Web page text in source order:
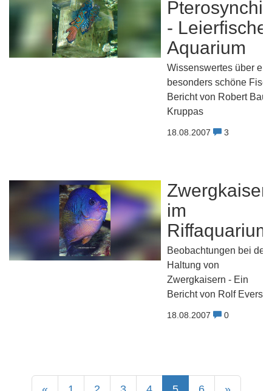
- Leierfische
Aquarium
Wissenswertes über
besonders schöne
Bericht von Robert
Kruppas
18.08.2007 3
Zwergkaiser
im
Riffaquarium
Beobachtungen bei der
Haltung von
Zwergkaisern - Ein
Bericht von Rolf Evers
18.08.2007 0